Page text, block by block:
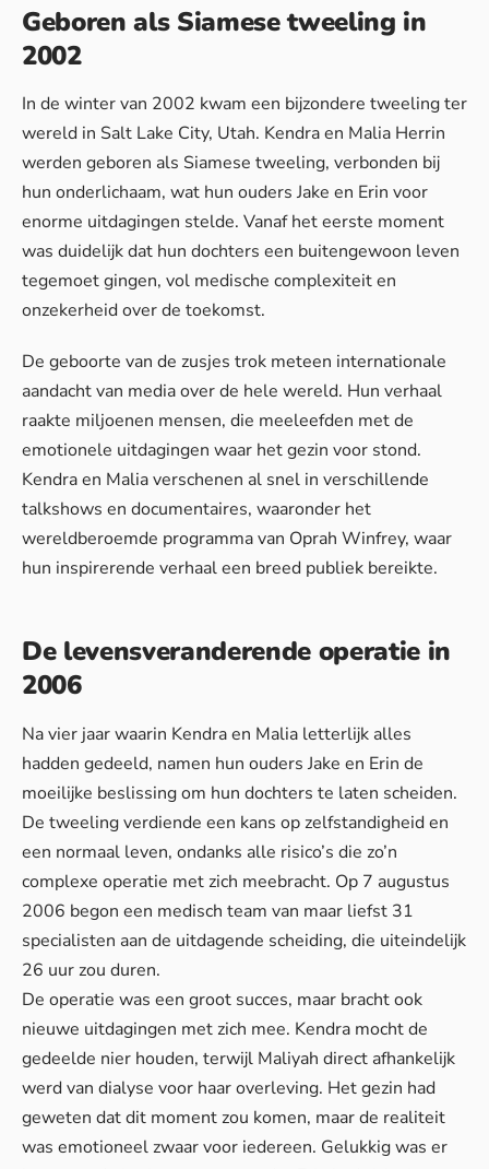
Geboren als Siamese tweeling in
2002
In de winter van 2002 kwam een bijzondere tweeling ter
wereld in Salt Lake City, Utah. Kendra en Malia Herrin
werden geboren als Siamese tweeling, verbonden bij
hun onderlichaam, wat hun ouders Jake en Erin voor
enorme uitdagingen stelde. Vanaf het eerste moment
was duidelijk dat hun dochters een buitengewoon leven
tegemoet gingen, vol medische complexiteit en
onzekerheid over de toekomst.
De geboorte van de zusjes trok meteen internationale
aandacht van media over de hele wereld. Hun verhaal
raakte miljoenen mensen, die meeleefden met de
emotionele uitdagingen waar het gezin voor stond.
Kendra en Malia verschenen al snel in verschillende
talkshows en documentaires, waaronder het
wereldberoemde programma van Oprah Winfrey, waar
hun inspirerende verhaal een breed publiek bereikte.
De levensveranderende operatie in
2006
Na vier jaar waarin Kendra en Malia letterlijk alles
hadden gedeeld, namen hun ouders Jake en Erin de
moeilijke beslissing om hun dochters te laten scheiden.
De tweeling verdiende een kans op zelfstandigheid en
een normaal leven, ondanks alle risico’s die zo’n
complexe operatie met zich meebracht. Op 7 augustus
2006 begon een medisch team van maar liefst 31
specialisten aan de uitdagende scheiding, die uiteindelijk
26 uur zou duren.
De operatie was een groot succes, maar bracht ook
nieuwe uitdagingen met zich mee. Kendra mocht de
gedeelde nier houden, terwijl Maliyah direct afhankelijk
werd van dialyse voor haar overleving. Het gezin had
geweten dat dit moment zou komen, maar de realiteit
was emotioneel zwaar voor iedereen. Gelukkig was er